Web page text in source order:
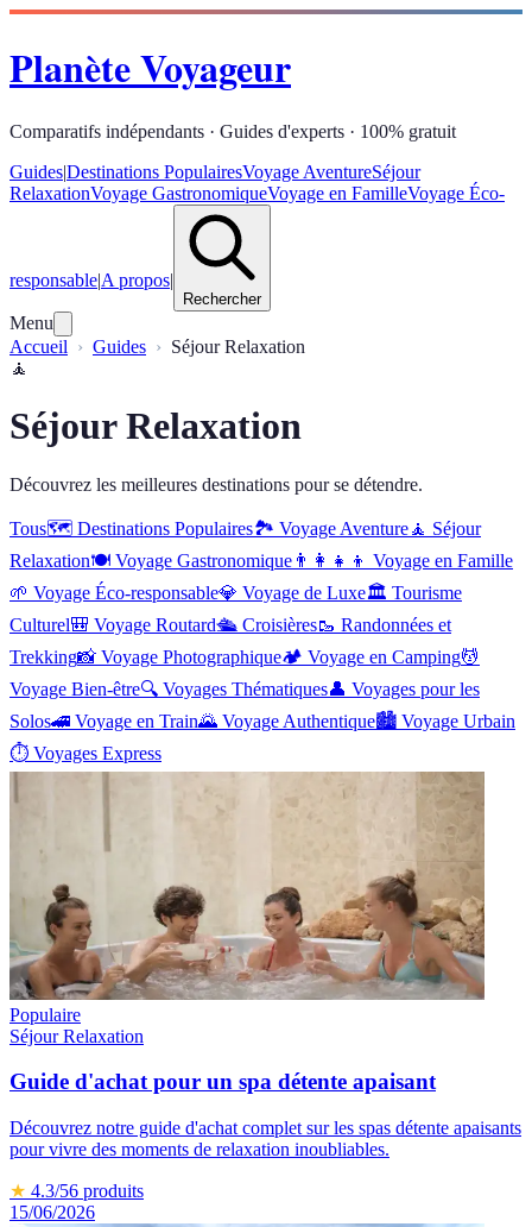
Planète Voyageur
Comparatifs indépendants · Guides d'experts · 100% gratuit
Guides|Destinations PopulairesVoyage AventureSéjour
RelaxationVoyage GastronomiqueVoyage en FamilleVoyage Éco-
responsable|A propos|
Rechercher
Menu
Accueil
Guides
Séjour Relaxation
🧘
Séjour Relaxation
Découvrez les meilleures destinations pour se détendre.
Tous🗺️ Destinations Populaires🏞️ Voyage Aventure🧘 Séjour
Relaxation🍽️ Voyage Gastronomique 👨‍👩‍👧‍👦 Voyage en Famille
🌱 Voyage Éco-responsable💎 Voyage de Luxe🏛️ Tourisme
Culturel🎒 Voyage Routard🛳️ Croisières🥾 Randonnées et
Trekking📸 Voyage Photographique🏕️ Voyage en Camping💆
Voyage Bien-être🔍 Voyages Thématiques👤 Voyages pour les
Solos🚄 Voyage en Train🌄 Voyage Authentique🏙️ Voyage Urbain
⏱️ Voyages Express
Populaire
Séjour Relaxation
Guide d'achat pour un spa détente apaisant
Découvrez notre guide d'achat complet sur les spas détente apaisants
pour vivre des moments de relaxation inoubliables.
★ 4.3/56 produits
15/06/2026